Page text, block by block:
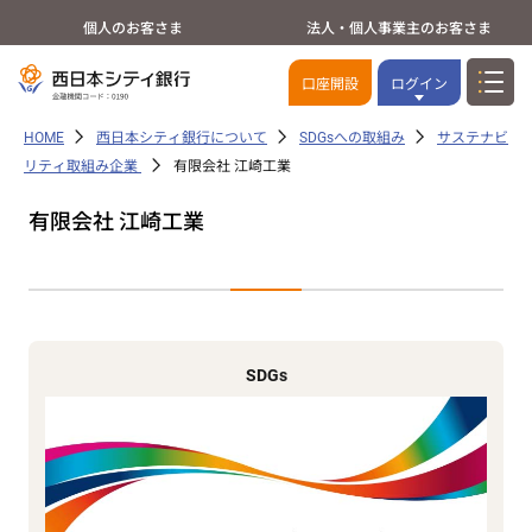
個人のお客さま 法人・個人事業主のお客さま
口座開設 ログイン
HOME 西日本シティ銀行について SDGsへの取組み
サステナビ
リティ取組み企業
有限会社 江崎工業
有限会社 江崎工業
SDGs